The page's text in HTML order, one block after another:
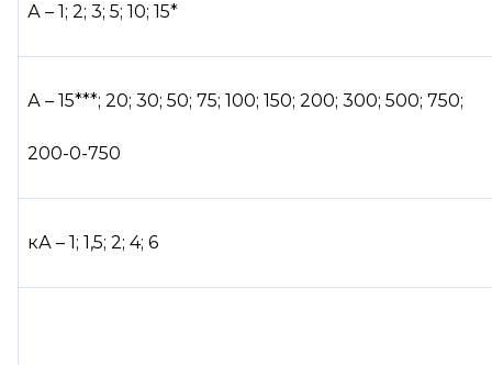
А – 1; 2; 3; 5; 10; 15*
А – 15***; 20; 30; 50; 75; 100; 150; 200; 300; 500; 750;
200-0-750
кА – 1; 1,5; 2; 4; 6